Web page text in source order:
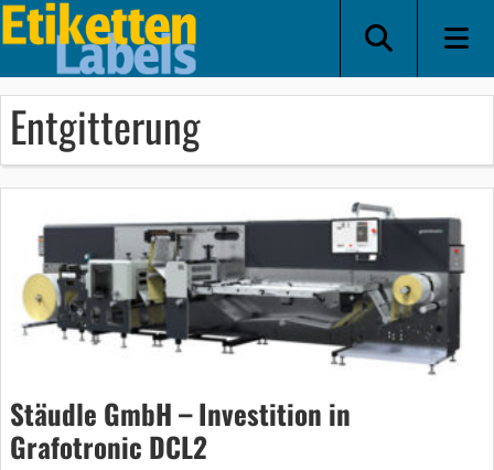
Entgitterung
Stäudle GmbH – Investition in
Grafotronic DCL2